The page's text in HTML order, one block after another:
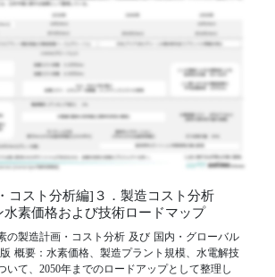
コスト分析編]３．製造コスト分析
水素価格および技術ロードマップ
の製造計画・コスト分析 及び 国内・グローバル
概要：水素価格、製造プラント規模、水電解技
いて、2050年までのロードアップとして整理し